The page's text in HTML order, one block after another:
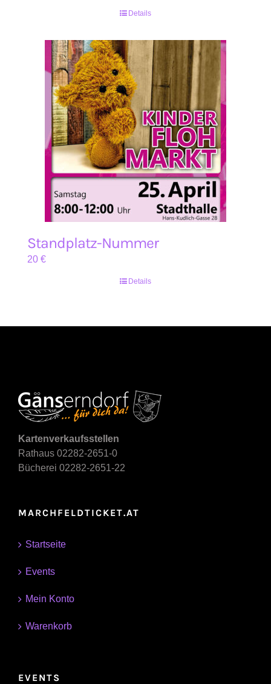
Details
Standplatz-Nummer
20 €
Details
Kartenverkaufsstellen
Rathaus 02282-2651-0
Bücherei 02282-2651-22
MARCHFELDTICKET.AT
Startseite
Events
Mein Konto
Warenkorb
EVENTS